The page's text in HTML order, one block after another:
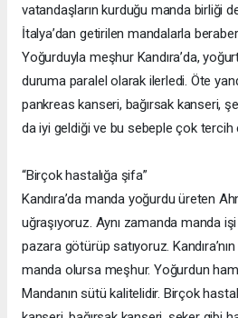
vatandaşların kurduğu manda birliği
İtalya’dan getirilen mandalarla
Yoğurduyla meşhur Kandıra’da,
duruma paralel olarak ilerledi. Öte
pankreas kanseri, bağırsak kanseri,
da iyi geldiği ve bu sebeple çok tercih
“Birçok hastalığa şifa”
Kandıra’da manda yoğurdu üreten
uğraşıyoruz. Aynı zamanda manda
pazara götürüp satıyoruz.
manda olursa meşhur. Yoğurdun
Mandanın sütü kalitelidir. Birçok